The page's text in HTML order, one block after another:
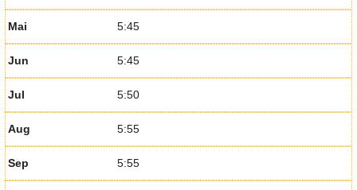
Mai 5:45
Jun 5:45
Jul 5:50
Aug 5:55
Sep 5:55